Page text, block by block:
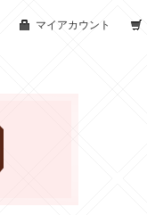
マイアカウント